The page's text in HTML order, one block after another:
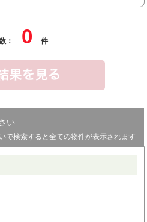
： 0 件
い
で検索すると全ての物件が表示されます